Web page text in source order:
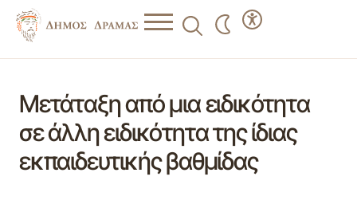
Μετάταξη από μια ειδικότητα
σε άλλη ειδικότητα της ίδιας
εκπαιδευτικής βαθμίδας